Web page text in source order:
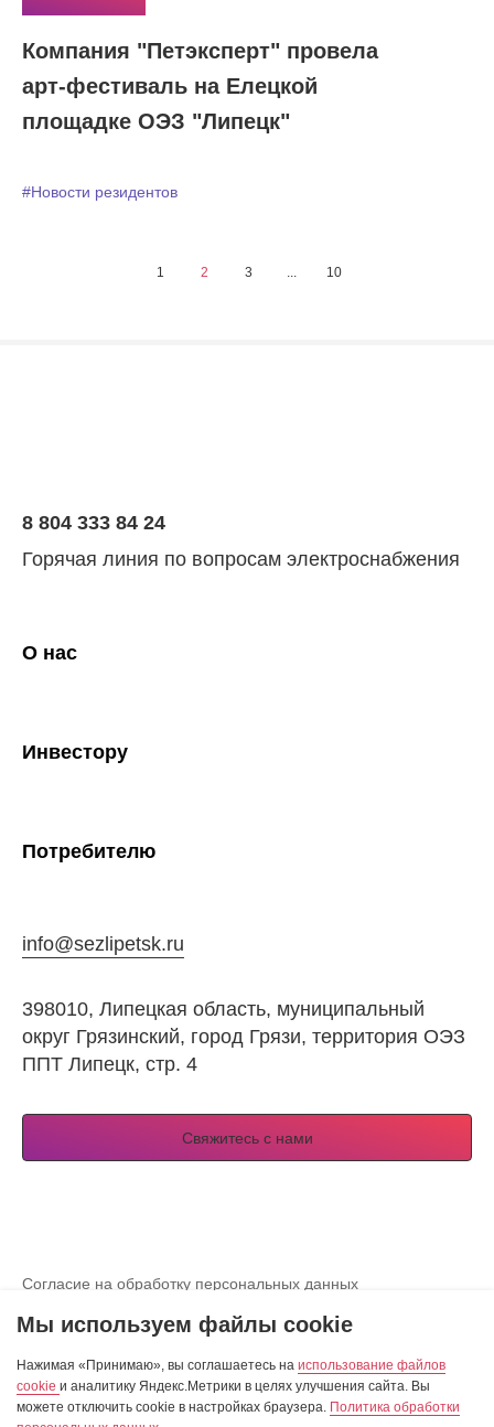
Компания "Петэксперт" провела
арт-фестиваль на Елецкой
площадке ОЭЗ "Липецк"
#Новости резидентов
1 2 3 10
8 804 333 84 24
Горячая линия по вопросам электроснабжения
info@sezlipetsk.ru
398010, Липецкая область, муниципальный
округ Грязинский, город Грязи, территория ОЭЗ
ППТ Липецк, стр. 4
Свяжитесь с нами
О нас
Инвестору
Потребителю
Разработка сайта — студия «Сибирикс»
Согласие на обработку персональных данных
Мы используем файлы cookie
Нажимая «Принимаю», вы соглашаетесь на использование файлов
cookie и аналитику Яндекс.Метрики в целях улучшения сайта. Вы
можете отключить cookie в настройках браузера. Политика обработки